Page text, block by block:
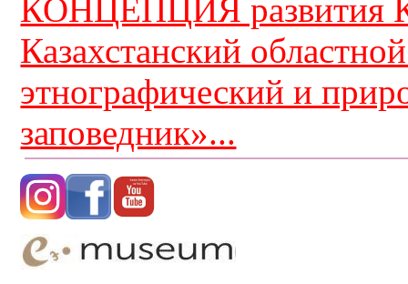
КОНЦЕПЦИЯ развития
Казахстанский
этнографический и
заповедник»...